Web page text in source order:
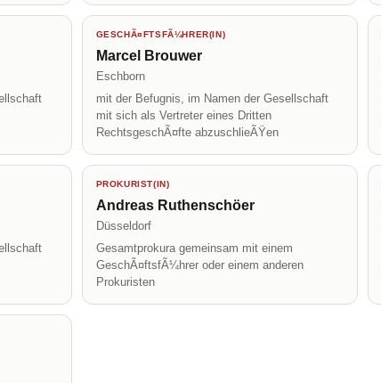
GESCHÃ¤FTSFÃ¼HRER(IN)
Marcel Brouwer
Eschborn
mit der Befugnis, im Namen der Gesellschaft
mit sich als Vertreter eines Dritten
RechtsgeschÃ¤fte abzuschlieÃŸen
PROKURIST(IN)
Andreas Ruthenschöer
Düsseldorf
Gesamtprokura gemeinsam mit einem
GeschÃ¤ftsfÃ¼hrer oder einem anderen
Prokuristen